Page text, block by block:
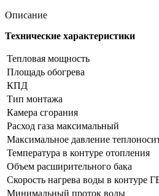
CU
Россия)
Описание
Технические характеристики
Тепловая мощность
Площадь обогрева
КПД
Тип монтажа
Камера сгорания
Расход газа максимальный
Максимальное давление
Температура в контуре отопления
Объем расширительного бака
Скорость нагрева воды в контуре
Минимальный проток воды